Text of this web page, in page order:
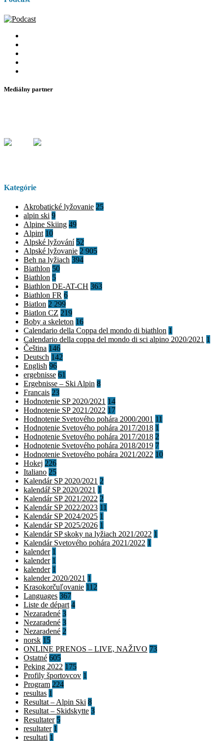
Mediálny partner
Kategórie
Akrobatické lyžovanie 25
alpin ski 9
Alpine Skiing 49
Alpint 10
Alpské lyžování 52
Alpské lyžovanie 2 905
Beh na lyžiach 394
Biathlon 50
Biathlon 5
Biathlon DE-AT-CH 363
Biathlon FR 6
Biatlon 2 299
Biatlon CZ 219
Boby a skeleton 16
Calendario della Coppa del mondo di biathlon 1
Calendario della coppa del mondo di sci alpino 2020/2021 1
Čeština 146
Deutsch 142
English 96
ergebnisse 61
Ergebnisse – Ski Alpin 8
Francais 23
Hodnotenie SP 2020/2021 14
Hodnotenie SP 2021/2022 17
Hodnotenie Svetového pohára 2000/2001 11
Hodnotenie Svetového pohára 2017/2018 1
Hodnotenie Svetového pohára 2017/2018 2
Hodnotenie Svetového pohára 2018/2019 7
Hodnotenie Svetového pohára 2021/2022 10
Hokej 226
Italiano 25
Kalendár SP 2020/2021 2
kalendář SP 2020/2021 1
Kalendár SP 2021/2022 2
Kalendár SP 2022/2023 11
Kalendár SP 2024/2025 1
Kalendár SP 2025/2026 1
Kalendár SP skoky na lyžiach 2021/2022 1
Kalendár Svetového pohára 2021/2022 1
kalender 1
kalender 1
kalender 1
kalender 2020/2021 1
Krasokorčuľovanie 112
Languages 367
Liste de départ 4
Nezaradené 3
Nezaradené 3
Nezaradené 2
norsk 15
ONLINE PRENOS – LIVE, NAŽIVO 73
Ostatné 605
Peking 2022 175
Profily športovcov 1
Program 224
resultas 1
Resultat – Alpin Ski 8
Resultat – Skidskytte 3
Resultater 5
resultater 1
resultati 1